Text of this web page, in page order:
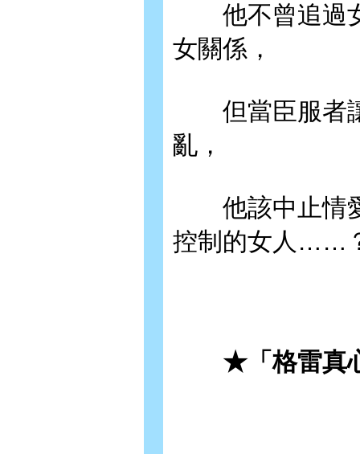
他不曾追過女
女關係，
但當臣服者讓
亂，
他該中止情愛
控制的女人……
★「格雷真